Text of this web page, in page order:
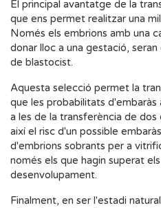
El principal avantatge de la
que ens permet realitzar una
Només els embrions amb una
donar lloc a una gestació,
de blastocist.
Aquesta selecció permet la
que les probabilitats d'embaràs
a les de la transferència de dos
així el risc d'un possible
d'embrions sobrants per a
només els que hagin superat
desenvolupament.
Finalment, en ser l'estadi